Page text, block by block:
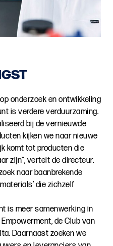
onderzoek en ontwikkeling
is verdere verduurzaming.
bij de vernieuwde
kijken we naar nieuwe
komt tot producten die
zijn”, vertelt de directeur.
naar baanbrekende
die zichzelf
is meer samenwerking in
de Club van
Daarnaast zoeken we